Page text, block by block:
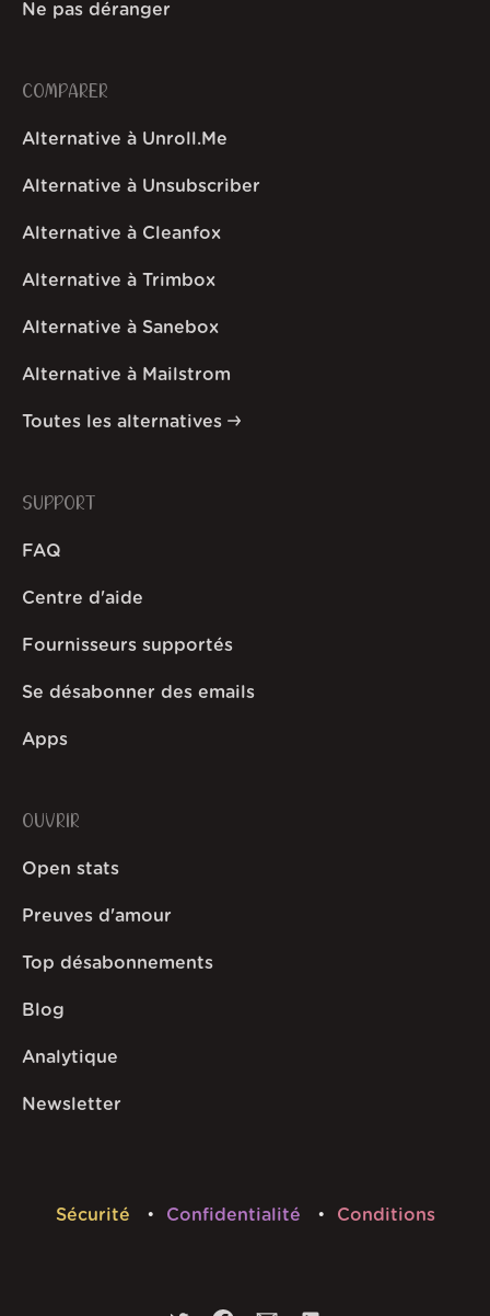
Ne pas déranger
COMPARER
Alternative à Unroll.Me
Alternative à Unsubscriber
Alternative à Cleanfox
Alternative à Trimbox
Alternative à Sanebox
Alternative à Mailstrom
Toutes les alternatives
SUPPORT
FAQ
Centre d'aide
Fournisseurs supportés
Se désabonner des emails
Apps
OUVRIR
Open stats
Preuves d'amour
Top désabonnements
Blog
Analytique
Newsletter
Sécurité Confidentialité Conditions